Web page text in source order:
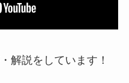
解説をしています！